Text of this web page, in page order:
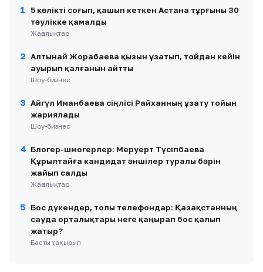
1
5 көлікті соғып, қашып кеткен Астана тұрғыны 30
тәулікке қамалды
Жаңалықтар
2 Алтынай Жорабаева қызын ұзатып, тойдан кейін
ауырып қалғанын айтты
Шоу-бизнес
3 Айгүл Иманбаева сіңлісі Райханның ұзату тойын
жариялады
Шоу-бизнес
4 Блогер-шмогерлер: Меруерт Түсіпбаева
Құрылтайға кандидат әншілер туралы бәрін
жайып салды
Жаңалықтар
5
Бос дүкендер, толы телефондар: Қазақстанның
сауда орталықтары неге қаңырап бос қалып
жатыр?
Басты тақырып